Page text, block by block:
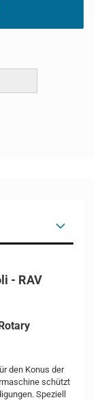
- RAV
den Konus der
schützt
Speziell